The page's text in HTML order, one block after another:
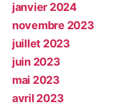
janvier 2024
novembre 2023
juillet 2023
juin 2023
mai 2023
avril 2023